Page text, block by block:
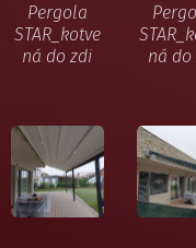
Pergola
STAR_kotve
ná do zdi
ná do